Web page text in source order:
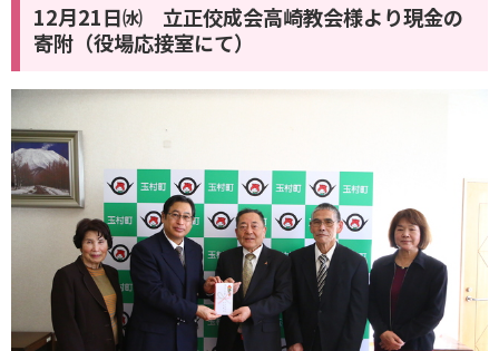
12月21日㈬ 立正佼成会高崎教会様より現金の
寄附（役場応接室にて）